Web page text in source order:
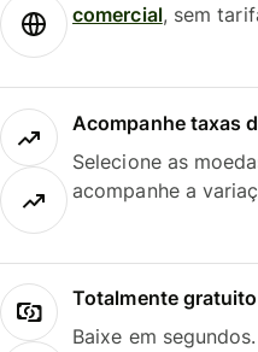
comercial, sem
Acompanhe taxas
Selecione as
acompanhe a
Totalmente
Baixe em